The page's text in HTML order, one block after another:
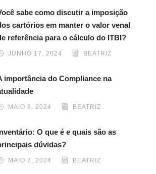
sabe como discutir a imposição
cartórios em manter o valor venal
referência para o cálculo do ITBI?
JUNHO 17, 2024 BEATRIZ
importância do Compliance na
MAIO 8, 2024 BEATRIZ
O que é e quais são as
dúvidas?
MAIO 7, 2024 BEATRIZ